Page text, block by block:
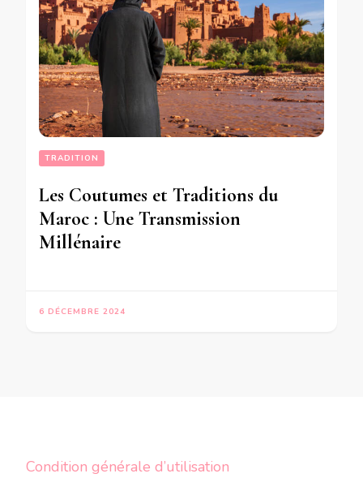
TRADITION
Les Coutumes et Traditions du
Maroc : Une Transmission
Millénaire
6 DÉCEMBRE 2024
Condition générale d’utilisation